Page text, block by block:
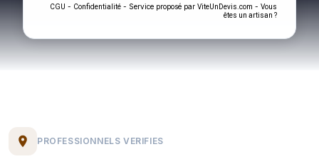
CGU - Confidentialité - Service proposé par ViteUnDevis.com - Vous
êtes un artisan ?
PROFESSIONNELS VERIFIES